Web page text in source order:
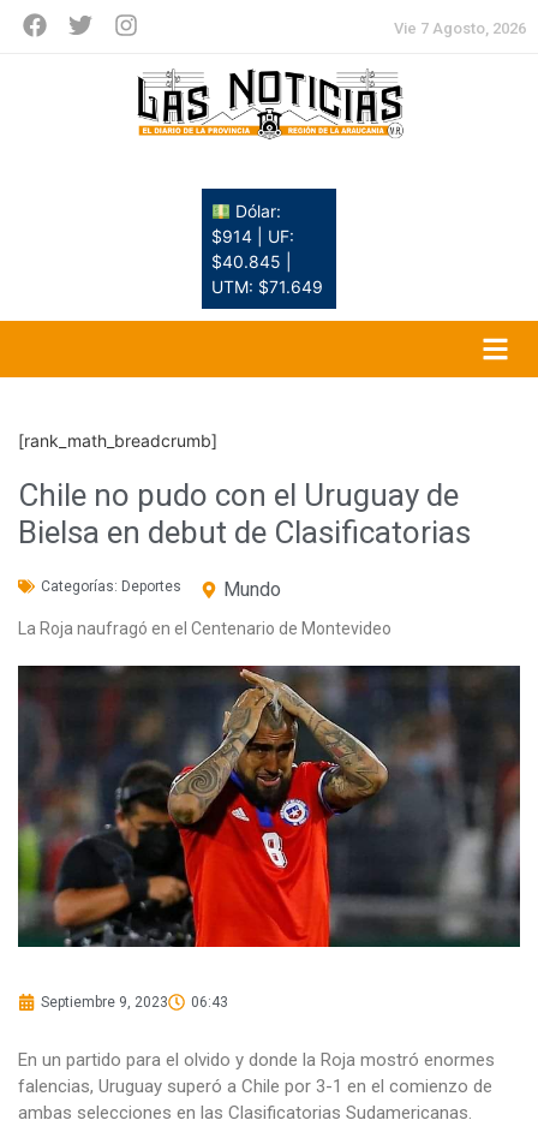
Vie 7 Agosto, 2026
Dólar:
$914 | UF:
$40.845 |
UTM: $71.649
[rank_math_breadcrumb]
Chile no pudo con el Uruguay de
Bielsa en debut de Clasificatorias
Categorías: Deportes Mundo
La Roja naufragó en el Centenario de Montevideo
Septiembre 9, 2023 06:43
En un partido para el olvido y donde la Roja mostró enormes
falencias, Uruguay superó a Chile por 3-1 en el comienzo de
ambas selecciones en las Clasificatorias Sudamericanas.